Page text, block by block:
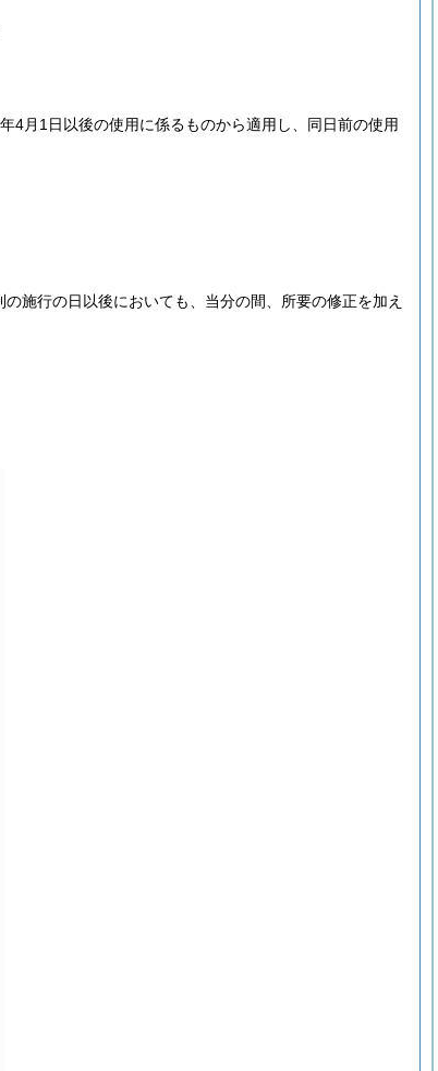
4月1日以後の使用に係るものから適用し、同日前の使用
施行の日以後においても、当分の間、所要の修正を加え